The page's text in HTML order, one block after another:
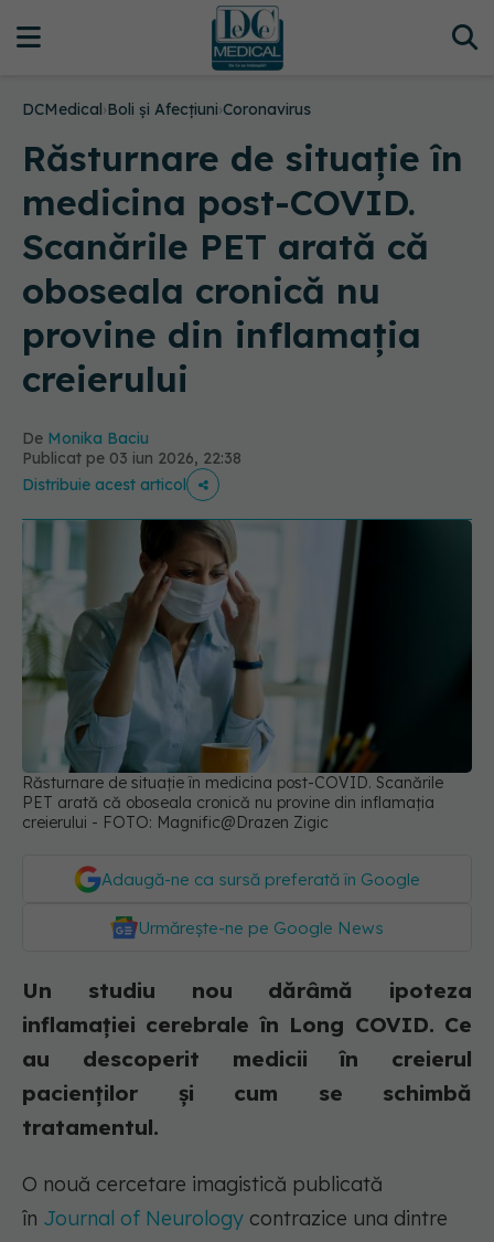
DCMedical›Boli și Afecțiuni›Coronavirus
Răsturnare de situație în
medicina post-COVID.
Scanările PET arată că
oboseala cronică nu
provine din inflamația
creierului
De Monika Baciu
Publicat pe 03 iun 2026, 22:38
Distribuie acest articol
Răsturnare de situație în medicina post-COVID. Scanările
PET arată că oboseala cronică nu provine din inflamația
creierului - FOTO: Magnific@Drazen Zigic
Adaugă-ne ca sursă preferată în Google
Urmărește-ne pe Google News
Un studiu nou dărâmă ipoteza
inflamației cerebrale în Long COVID. Ce
au descoperit medicii în creierul
pacienților și cum se schimbă
tratamentul.
O nouă cercetare imagistică publicată
în Journal of Neurology contrazice una dintre